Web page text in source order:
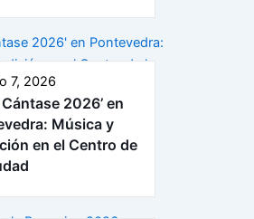
7, 2026
Cántase 2026’ en
Música y
en el Centro de